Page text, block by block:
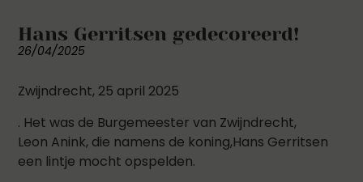
Hans Gerritsen gedecoreerd!
26/04/2025
Zwijndrecht, 25 april 2025
. Het was de Burgemeester van Zwijndrecht,
Leon Anink, die namens de koning,Hans Gerritsen
een lintje mocht opspelden.